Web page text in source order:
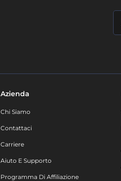
Azienda
Chi Siamo
Contattaci
Carriere
Aiuto E Supporto
Programma Di Affiliazione